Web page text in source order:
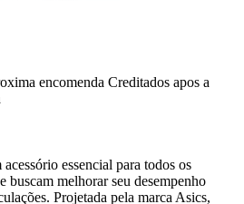
encomenda Creditados apos a
essencial para todos os
buscam melhorar seu desempenho
Projetada pela marca Asics,